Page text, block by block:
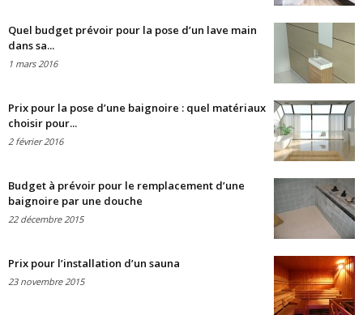
Quel budget prévoir pour la pose d’un lave main
dans sa...
1 mars 2016
Prix pour la pose d’une baignoire : quel matériaux
choisir pour...
2 février 2016
Budget à prévoir pour le remplacement d’une
baignoire par une douche
22 décembre 2015
Prix pour l’installation d’un sauna
23 novembre 2015